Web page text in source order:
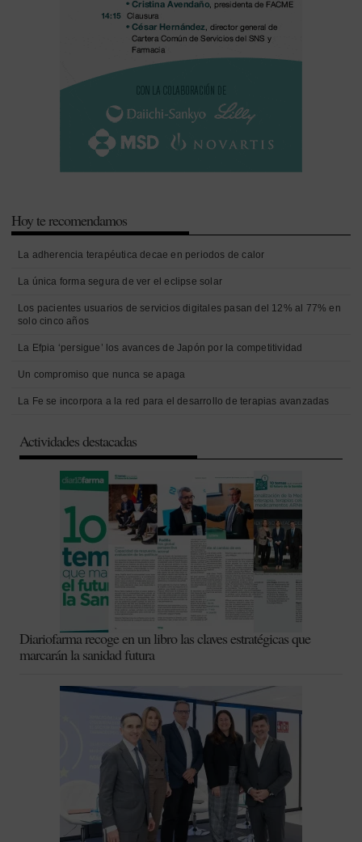
Hoy te recomendamos
La adherencia terapéutica decae en periodos de calor
La única forma segura de ver el eclipse solar
Los pacientes usuarios de servicios digitales pasan del 12% al 77% en
solo cinco años
La Efpia ‘persigue’ los avances de Japón por la competitividad
Un compromiso que nunca se apaga
La Fe se incorpora a la red para el desarrollo de terapias avanzadas
Actividades destacadas
Diariofarma recoge en un libro las claves estratégicas que
marcarán la sanidad futura